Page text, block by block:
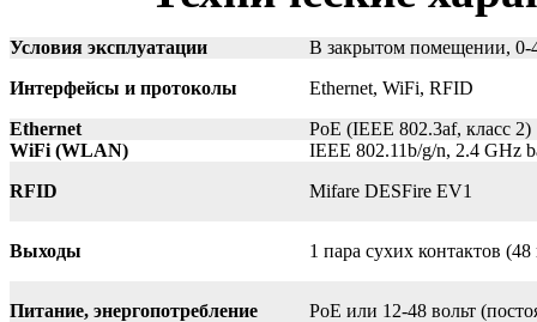
Условия эксплуатации
В закрытом помещении, 0-
Интерфейсы и протоколы
Ethernet, WiFi, RFID
Ethernet
PoE (IEEE 802.3af, класс 2)
WiFi (WLAN)
IEEE 802.11b/g/n, 2.4 GHz
RFID
Mifare DESFire EV1
Выходы 1 пара сухих контактов
Питание, энергопотребление
PoE или 12-48 вольт